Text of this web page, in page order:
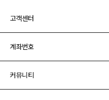
고객센터
계좌번호
커뮤니티